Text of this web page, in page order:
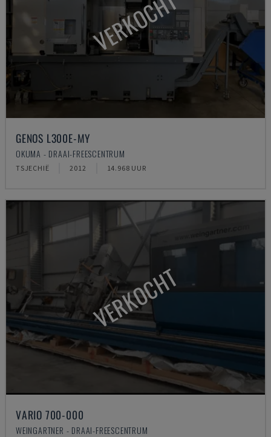
VERKOCHT
GENOS L300E-MY
OKUMA - DRAAI-FREESCENTRUM
TSJECHIË 2012 14.968 UUR
VERKOCHT
VARIO 700-000
WEINGARTNER - DRAAI-FREESCENTRUM